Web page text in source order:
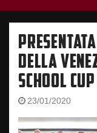
DELLA
SCHOOL CUP
23/01/2020